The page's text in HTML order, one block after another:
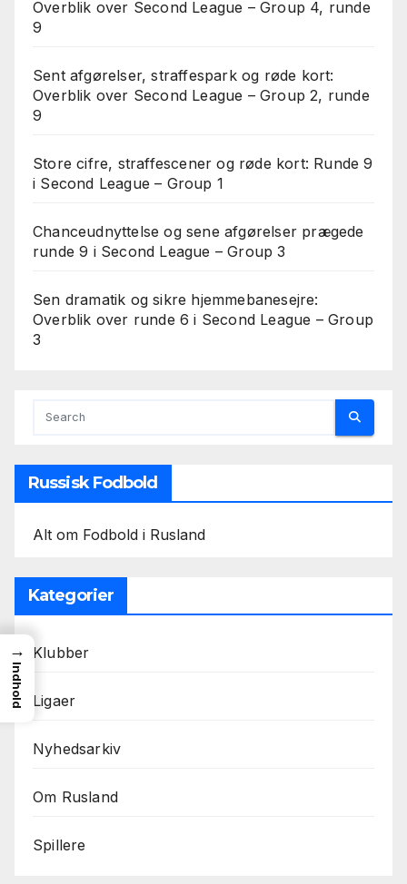
Overblik over Second League – Group 4, runde
9
Sent afgørelser, straffespark og røde kort:
Overblik over Second League – Group 2, runde
9
Store cifre, straffescener og røde kort: Runde 9
i Second League – Group 1
Chanceudnyttelse og sene afgørelser prægede
runde 9 i Second League – Group 3
Sen dramatik og sikre hjemmebanesejre:
Overblik over runde 6 i Second League – Group
3
Russisk Fodbold
Alt om Fodbold i Rusland
Kategorier
Klubber
Ligaer
Nyhedsarkiv
Om Rusland
Spillere
→
Indhold